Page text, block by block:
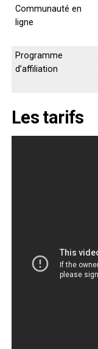
Communauté en
ligne
Programme
d’affiliation
Les tarifs